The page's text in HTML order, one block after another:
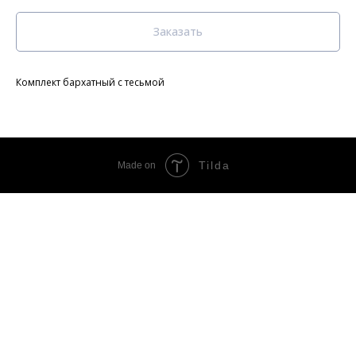
Заказать
Комплект бархатный с тесьмой
Made on Tilda